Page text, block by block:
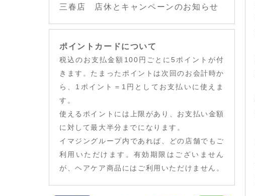
三春店 店休とキャンペーンのお知らせ
ポイントカードについて
税込のお支払金額100円ごとに5ポイントが付
きます。たまったポイントは次回のお会計時か
ら、1ポイント＝1円としてお支払いに使えま
す。
使えるポイントには上限があり、お支払い金額
に対して最大半分までになります。
イマジングループ内であれば、どの店舗でもご
利用いただけます。有効期限はございません
が、ヘアケア商品にはご利用いただけません。